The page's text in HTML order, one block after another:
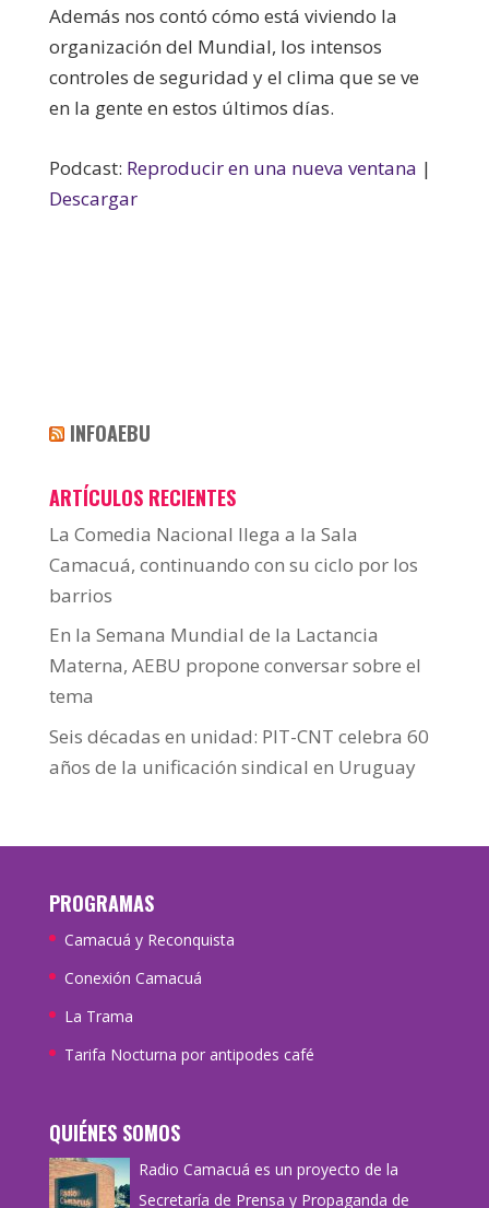
Además nos contó cómo está viviendo la
organización del Mundial, los intensos
controles de seguridad y el clima que se ve
en la gente en estos últimos días.
Podcast: Reproducir en una nueva ventana |
Descargar
INFOAEBU
ARTÍCULOS RECIENTES
La Comedia Nacional llega a la Sala
Camacuá, continuando con su ciclo por los
barrios
En la Semana Mundial de la Lactancia
Materna, AEBU propone conversar sobre el
tema
Seis décadas en unidad: PIT-CNT celebra 60
años de la unificación sindical en Uruguay
PROGRAMAS
Camacuá y Reconquista
Conexión Camacuá
La Trama
Tarifa Nocturna por antipodes café
QUIÉNES SOMOS
Radio Camacuá es un proyecto de la
Secretaría de Prensa y Propaganda de